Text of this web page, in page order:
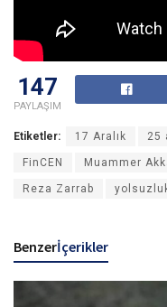
147
PAYLAŞIM
Etiketler: 17 Aralık 25
FinCEN Muammer
Reza Zarrab
Benzerİçerikler